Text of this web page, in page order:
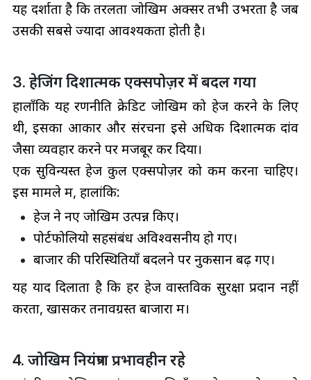
यह दर्शाता है कि तरलता जोखिम अक्सर तभी उभरता है जब
उसकी सबसे ज्यादा आवश्यकता होती है।
3. हेजिंग दिशात्मक एक्सपोज़र में बदल गया
हालाँकि यह रणनीति क्रेडिट जोखिम को हेज करने के लिए
थी, इसका आकार और संरचना इसे अधिक दिशात्मक दांव
जैसा व्यवहार करने पर मजबूर कर दिया।
एक सुविन्यस्त हेज कुल एक्सपोज़र को कम करना चाहिए।
इस मामले में, हालांकि:
हेज ने नए जोखिम उत्पन्न किए।
पोर्टफोलियो सहसंबंध अविश्वसनीय हो गए।
बाजार की परिस्थितियाँ बदलने पर नुकसान बढ़ गए।
यह याद दिलाता है कि हर हेज वास्तविक सुरक्षा प्रदान नहीं
करता, खासकर तनावग्रस्त बाजारों में।
4. जोखिम नियंत्रण प्रभावहीन रहे